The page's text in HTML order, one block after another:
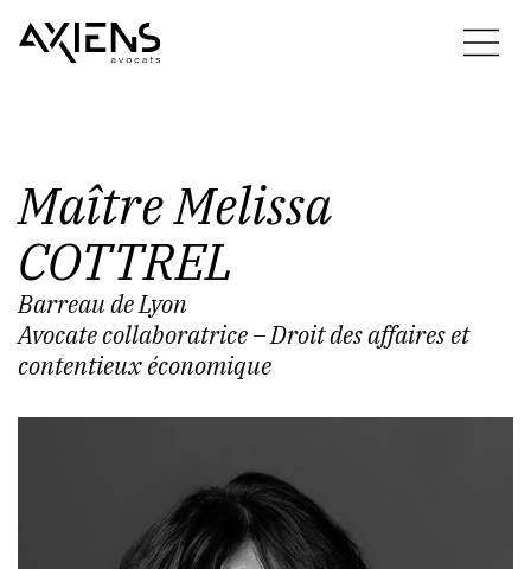
MaîtreMelissa
COTTREL
Barreau de Lyon
Avocate collaboratrice – Droit des affaires et
contentieux économique